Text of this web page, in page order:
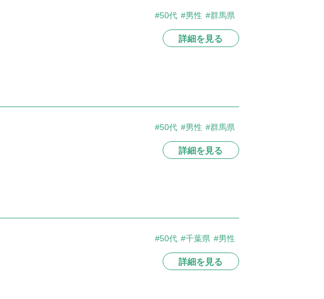
#50代 #男性 #群馬県
詳細を見る
#50代 #男性 #群馬県
詳細を見る
#50代 #千葉県 #男性
詳細を見る